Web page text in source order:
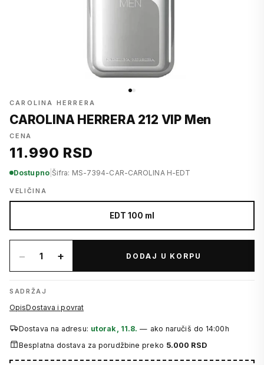
CAROLINA HERRERA
CAROLINA HERRERA 212 VIP Men
CENA
11.990 RSD
Dostupno| Šifra: MS-7394-CAR-CAROLINA H-EDT
VELIČINA
EDT 100 ml
− 1 + DODAJ U KORPU
SADRŽAJ
OpisDostava i povrat
Dostava na adresu: utorak, 11.8. — ako naručiš do 14:00h
Besplatna dostava za porudžbine preko 5.000 RSD